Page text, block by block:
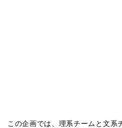
この企画では、理系チームと文系